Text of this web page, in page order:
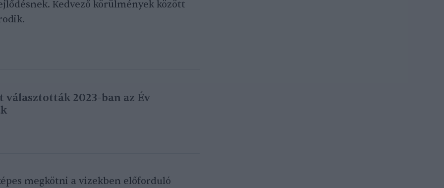
Kedvező körülmények között
választották 2023-ban az Év
megkötni a vizekben előforduló